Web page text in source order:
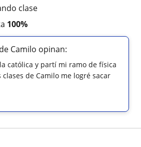
clase
100%
Camilo opinan:
católica y partí mi ramo de física
clases de Camilo me logré sacar